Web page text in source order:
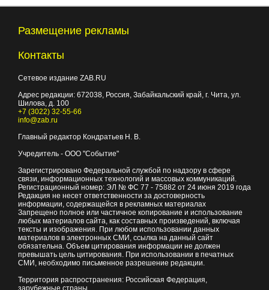
Размещение рекламы
Контакты
Сетевое издание ZAB.RU
Адрес редакции: 672038, Россия, Забайкальский край, г. Чита, ул.
Шилова, д. 100
+7 (3022) 32-55-66
info@zab.ru
Главный редактор Кондратьев Н. В.
Учредитель - ООО "Событие"
Зарегистрировано Федеральной службой по надзору в сфере
связи, информационных технологий и массовых коммуникаций.
Регистрационный номер: ЭЛ № ФС 77 - 75882 от 24 июня 2019 года
Редакция не несет ответственности за достоверность
информации, содержащейся в рекламных материалах
Запрещено полное или частичное копирование и использование
любых материалов сайта, как составных произведений, включая
тексты и изображения. При любом использовании данных
материалов в электронных СМИ, ссылка на данный сайт
обязательна. Объем цитирования информации не должен
превышать цель цитирования. При использовании в печатных
СМИ, необходимо письменное разрешение редакции.
Территория распространения: Российская Федерация,
зарубежные страны